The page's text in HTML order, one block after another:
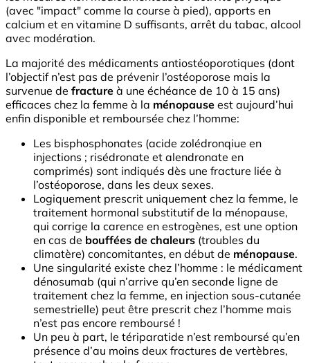
(avec "impact" comme la course à pied), apports en
calcium et en vitamine D suffisants, arrêt du tabac, alcool
avec modération.
La majorité des médicaments antiostéoporotiques (dont
l’objectif n’est pas de prévenir l’ostéoporose mais la
survenue de fracture à une échéance de 10 à 15 ans)
efficaces chez la femme à la ménopause est aujourd’hui
enfin disponible et remboursée chez l’homme:
Les bisphosphonates (acide zolédronqiue en
injections ; risédronate et alendronate en
comprimés) sont indiqués dès une fracture liée à
l’ostéoporose, dans les deux sexes.
Logiquement prescrit uniquement chez la femme, le
traitement hormonal substitutif de la ménopause,
qui corrige la carence en estrogènes, est une option
en cas de bouffées de chaleurs (troubles du
climatère) concomitantes, en début de ménopause.
Une singularité existe chez l’homme : le médicament
dénosumab (qui n’arrive qu’en seconde ligne de
traitement chez la femme, en injection sous-cutanée
semestrielle) peut être prescrit chez l’homme mais
n’est pas encore remboursé !
Un peu à part, le tériparatide n’est remboursé qu’en
présence d’au moins deux fractures de vertèbres,